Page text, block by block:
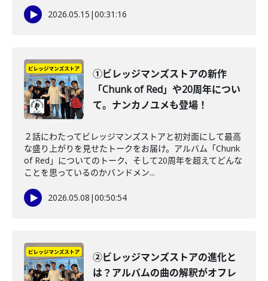
2026.05.15 |00:31:16
①ビレッジマンズストアの新作
「Chunk of Red」や20周年につい
て。ナンカノユメも登場！
２話にわたってビレッジマンズストアと初対面にして最高
な盛り上がりを見せたトークをお届け。アルバム「Chunk
of Red」についてのトーク、そして20周年を超えてどんな
ことを思っているのかバンドメン...
2026.05.08 |00:50:54
②ビレッジマンズストアの進化と
は？アルバムの曲の解釈がオフレ